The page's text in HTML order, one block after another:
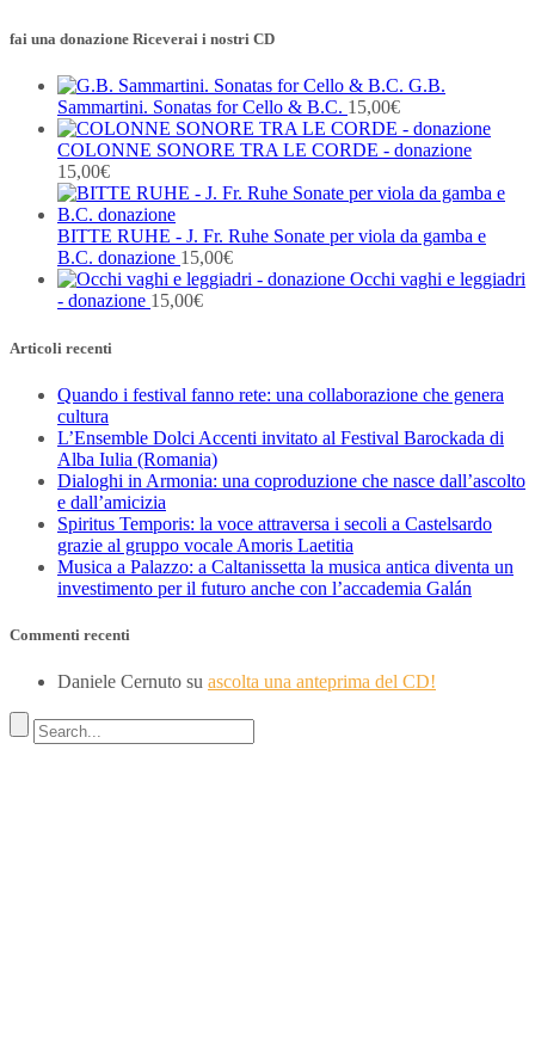
fai una donazione Riceverai i nostri CD
G.B.
Sammartini. Sonatas for Cello & B.C. 15,00€
COLONNE SONORE TRA LE CORDE - donazione
15,00€
BITTE RUHE - J. Fr. Ruhe Sonate per viola da gamba e
B.C. donazione 15,00€
Occhi vaghi e leggiadri
- donazione 15,00€
Articoli recenti
Quando i festival fanno rete: una collaborazione che genera
cultura
L’Ensemble Dolci Accenti invitato al Festival Barockada di
Alba Iulia (Romania)
Dialoghi in Armonia: una coproduzione che nasce dall’ascolto
e dall’amicizia
Spiritus Temporis: la voce attraversa i secoli a Castelsardo
grazie al gruppo vocale Amoris Laetitia
Musica a Palazzo: a Caltanissetta la musica antica diventa un
investimento per il futuro anche con l’accademia Galán
Commenti recenti
Daniele Cernuto su ascolta una anteprima del CD!